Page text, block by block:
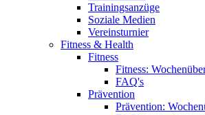
Trainingsanzüge
Soziale Medien
Vereinsturnier
Fitness & Health
Fitness
Fitness:
FAQ's
Prävention
Prävention: